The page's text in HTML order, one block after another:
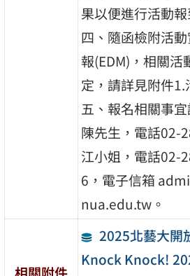
果以便進行活動報
四、隨函檢附活
報(EDM)，相關
定，請詳見附件1.
五、報名相關事
陳先生，電話02-
江小姐，電話02-
6，電子信箱
nua.edu.tw。
2025北藝大開
Knock Knock!